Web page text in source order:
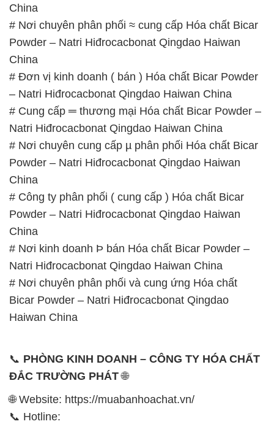
China
# Nơi chuyên phân phối ≈ cung cấp Hóa chất Bicar
Powder – Natri Hiđrocacbonat Qingdao Haiwan
China
# Đơn vị kinh doanh ( bán ) Hóa chất Bicar Powder
– Natri Hiđrocacbonat Qingdao Haiwan China
# Cung cấp ═ thương mại Hóa chất Bicar Powder –
Natri Hiđrocacbonat Qingdao Haiwan China
# Nơi chuyên cung cấp µ phân phối Hóa chất Bicar
Powder – Natri Hiđrocacbonat Qingdao Haiwan
China
# Công ty phân phối ( cung cấp ) Hóa chất Bicar
Powder – Natri Hiđrocacbonat Qingdao Haiwan
China
# Nơi kinh doanh Þ bán Hóa chất Bicar Powder –
Natri Hiđrocacbonat Qingdao Haiwan China
# Nơi chuyên phân phối và cung ứng Hóa chất
Bicar Powder – Natri Hiđrocacbonat Qingdao
Haiwan China
📞 PHÒNG KINH DOANH – CÔNG TY HÓA CHẤT
ĐẮC TRƯỜNG PHÁT🌐
🌐 Website: https://muabanhoachat.vn/
📞 Hotline: